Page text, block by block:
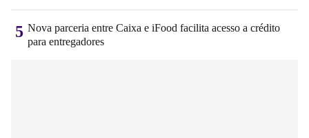
5 Nova parceria entre Caixa e iFood facilita acesso a crédito
para entregadores